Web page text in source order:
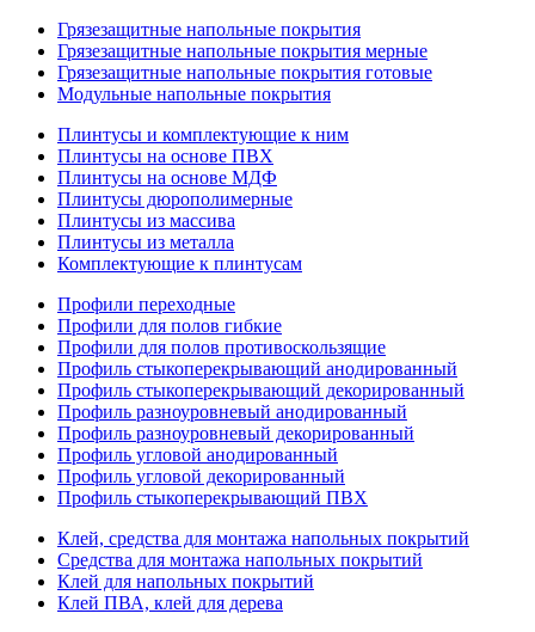
Грязезащитные напольные покрытия
Грязезащитные напольные покрытия мерные
Грязезащитные напольные покрытия готовые
Модульные напольные покрытия
Плинтусы и комплектующие к ним
Плинтусы на основе ПВХ
Плинтусы на основе МДФ
Плинтусы дюрополимерные
Плинтусы из массива
Плинтусы из металла
Комплектующие к плинтусам
Профили переходные
Профили для полов гибкие
Профили для полов противоскользящие
Профиль стыкоперекрывающий анодированный
Профиль стыкоперекрывающий декорированный
Профиль разноуровневый анодированный
Профиль разноуровневый декорированный
Профиль угловой анодированный
Профиль угловой декорированный
Профиль стыкоперекрывающий ПВХ
Клей, средства для монтажа напольных покрытий
Средства для монтажа напольных покрытий
Клей для напольных покрытий
Клей ПВА, клей для дерева